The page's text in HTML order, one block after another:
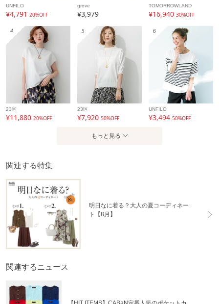
UNFILO
¥4,791 20%OFF
grove
¥3,979
TOMORROWLAND
¥16,94030%OFF
4
23区
¥11,880 20%OFF
5
23区
¥7,92050%OFF
6
UNFILO
¥3,49450%OFF
もっと見る
関連する特集
明日なに着る？大人の夏コーディネー
ト【8月】
関連するニュース